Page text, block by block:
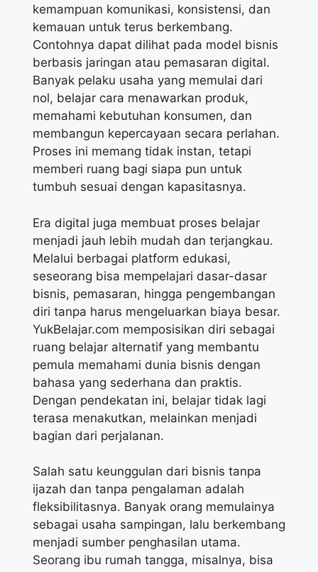
kemampuan komunikasi, konsistensi, dan
kemauan untuk terus berkembang.
Contohnya dapat dilihat pada model bisnis
berbasis jaringan atau pemasaran digital.
Banyak pelaku usaha yang memulai dari
nol, belajar cara menawarkan produk,
memahami kebutuhan konsumen, dan
membangun kepercayaan secara perlahan.
Proses ini memang tidak instan, tetapi
memberi ruang bagi siapa pun untuk
tumbuh sesuai dengan kapasitasnya.
Era digital juga membuat proses belajar
menjadi jauh lebih mudah dan terjangkau.
Melalui berbagai platform edukasi,
seseorang bisa mempelajari dasar-dasar
bisnis, pemasaran, hingga pengembangan
diri tanpa harus mengeluarkan biaya besar.
YukBelajar.com memposisikan diri sebagai
ruang belajar alternatif yang membantu
pemula memahami dunia bisnis dengan
bahasa yang sederhana dan praktis.
Dengan pendekatan ini, belajar tidak lagi
terasa menakutkan, melainkan menjadi
bagian dari perjalanan.
Salah satu keunggulan dari bisnis tanpa
ijazah dan tanpa pengalaman adalah
fleksibilitasnya. Banyak orang memulainya
sebagai usaha sampingan, lalu berkembang
menjadi sumber penghasilan utama.
Seorang ibu rumah tangga, misalnya, bisa